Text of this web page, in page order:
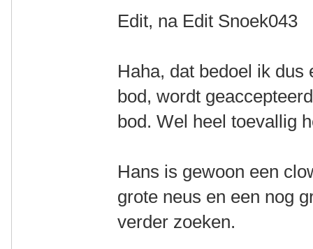
Edit, na Edit Snoek043
Haha, dat bedoel ik
bod, wordt
bod. Wel heel toevallig
Hans is gewoon een
grote neus en een nog
verder zoeken.